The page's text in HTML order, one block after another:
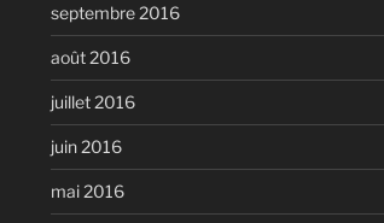
septembre 2016
août 2016
juillet 2016
juin 2016
mai 2016